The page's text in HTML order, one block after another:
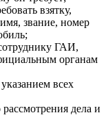
взятку,
звание, номер
ГАИ,
органам
всех
дела и